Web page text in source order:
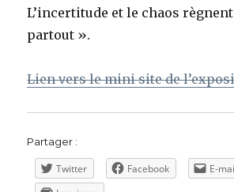
L’incertitude et le chaos
partout ».
Lien vers le mini site de
Partager :
Twitter Facebook
E-